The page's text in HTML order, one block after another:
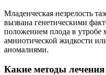
Младенческая незрелость
вызвана генетическими
положением плода в утробе
амниотической жидкости
аномалиями.
Какие методы